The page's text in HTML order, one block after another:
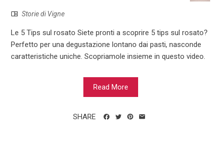
Storie di Vigne
Le 5 Tips sul rosato Siete pronti a scoprire 5 tips sul rosato?
Perfetto per una degustazione lontano dai pasti, nasconde
caratteristiche uniche. Scopriamole insieme in questo video.
Read More
SHARE